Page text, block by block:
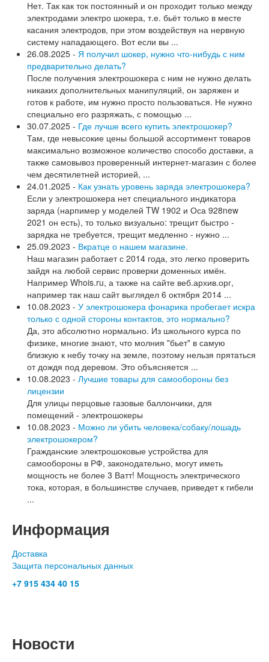
Нет. Так как ток постоянный и он проходит только между
электродами электро шокера, т.е. бьёт только в месте
касания электродов, при этом воздействуя на нервную
систему нападающего. Вот если вы ...
26.08.2025 - Я получил шокер, нужно что-нибудь с ним
предварительно делать?
После получения электрошокера с ним не нужно делать
никаких дополнительных манипуляций, он заряжен и
готов к работе, им нужно просто пользоваться. Не нужно
специально его разряжать, с помощью ...
30.07.2025 - Где лучше всего купить электрошокер?
Там, где невысокие цены большой ассортимент товаров
максимально возможное количество способо доставки, а
также самовывоз проверенный интернет-магазин с более
чем десятилетней историей, ...
24.01.2025 - Как узнать уровень заряда электрошокера?
Если у электрошокера нет специального индикатора
заряда (нарпимер у моделей TW 1902 и Оса 928new
2021 он есть), то только визуально: трещит быстро -
зарядка не требуется, трещит медленно - нужно ...
25.09.2023 - Вкратце о нашем магазине.
Наш магазин работает с 2014 года, это легко проверить
зайдя на любой сервис проверки доменных имён.
Например Whois.ru, а также на сайте веб.архив.орг,
например так наш сайт выглядел 6 октября 2014 ...
10.08.2023 - У электрошокера фонарика пробегает искра
только с одной стороны контактов, это нормально?
Да, это абсолютно нормально. Из школьного курса по
физике, многие знают, что молния "бьет" в самую
близкую к небу точку на земле, поэтому нельзя прятаться
от дождя под деревом. Это объясняется ...
10.08.2023 - Лучшие товары для самообороны без
лицензии
Для улицы перцовые газовые баллончики, для
помещений - электрошокеры
10.08.2023 - Можно ли убить человека/собаку/лошадь
электрошокером?
Гражданские электрошоковые устройства для
самообороны в РФ, законодательно, могут иметь
мощность не более 3 Ватт! Мощность электрического
тока, которая, в большинстве случаев, приведет к гибели
...
Информация
Доставка
Защита персональных данных
+7 915 434 40 15
Новости